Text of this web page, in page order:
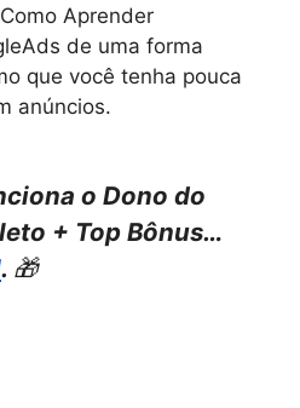
Aprender
de uma forma
que você tenha pouca
anúncios.
o Dono do
+ Top Bônus…
. 🎁